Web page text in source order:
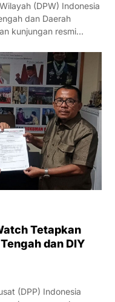
(DPW) Indonesia
dan Daerah
kunjungan resmi…
Tetapkan
dan DIY
(DPP) Indonesia